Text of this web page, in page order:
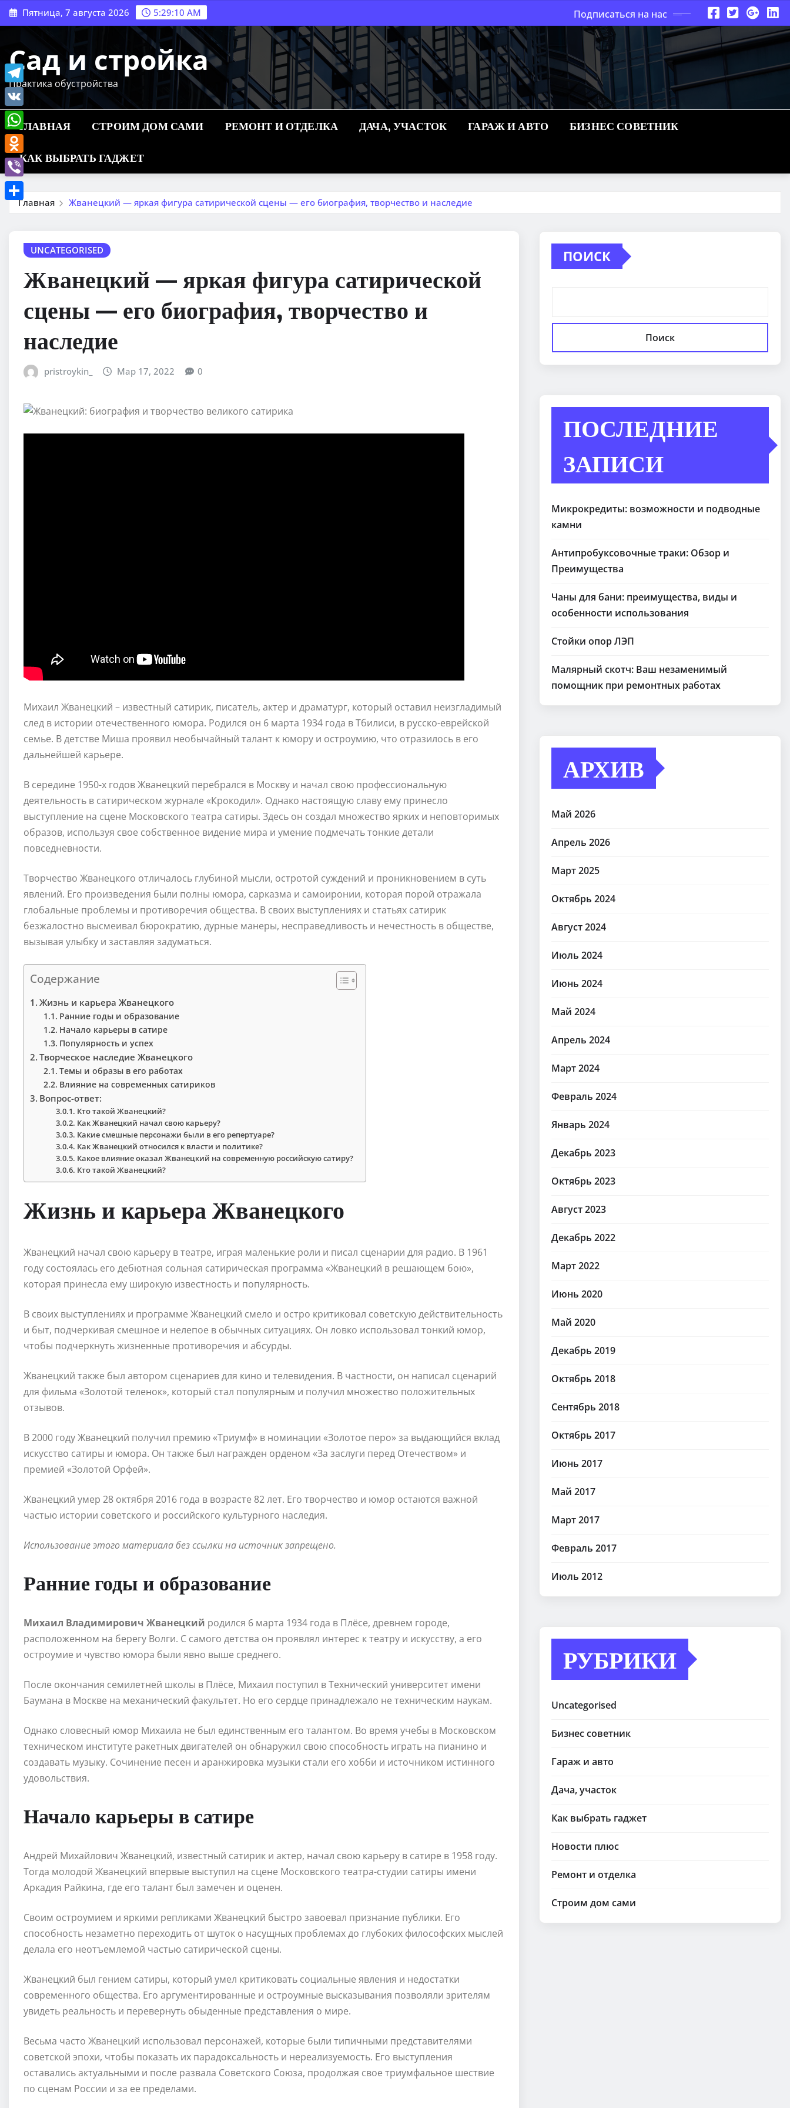
Перейти
к
Пятница, 7 августа 2026 5:29:11 AM Подписаться на нас
Сад и стройка
Практика обустройства
ГЛАВНАЯ СТРОИМ ДОМ САМИ РЕМОНТ И ОТДЕЛКА ДАЧА, УЧАСТОК ГАРАЖ И АВТО БИЗНЕС СОВЕТНИК
КАК ВЫБРАТЬ ГАДЖЕТ
Главная Жванецкий — яркая фигура сатирической сцены — его биография, творчество и наследие
UNCATEGORISED
Жванецкий — яркая фигура сатирической
сцены — его биография, творчество и
наследие
pristroykin_ Мар 17, 2022 0
Михаил Жванецкий – известный сатирик, писатель, актер и драматург, который оставил неизгладимый
след в истории отечественного юмора. Родился он 6 марта 1934 года в Тбилиси, в русско-еврейской
семье. В детстве Миша проявил необычайный талант к юмору и остроумию, что отразилось в его
дальнейшей карьере.
В середине 1950-х годов Жванецкий перебрался в Москву и начал свою профессиональную
деятельность в сатирическом журнале «Крокодил». Однако настоящую славу ему принесло
выступление на сцене Московского театра сатиры. Здесь он создал множество ярких и неповторимых
образов, используя свое собственное видение мира и умение подмечать тонкие детали
повседневности.
Творчество Жванецкого отличалось глубиной мысли, остротой суждений и проникновением в суть
явлений. Его произведения были полны юмора, сарказма и самоиронии, которая порой отражала
глобальные проблемы и противоречия общества. В своих выступлениях и статьях сатирик
безжалостно высмеивал бюрократию, дурные манеры, несправедливость и нечестность в обществе,
вызывая улыбку и заставляя задуматься.
Содержание
Жизнь и карьера Жванецкого
Ранние годы и образование
Начало карьеры в сатире
Популярность и успех
Творческое наследие Жванецкого
Темы и образы в его работах
Влияние на современных сатириков
Вопрос-ответ:
Кто такой Жванецкий?
Как Жванецкий начал свою карьеру?
Какие смешные персонажи были в его репертуаре?
Как Жванецкий относился к власти и политике?
Какое влияние оказал Жванецкий на современную российскую сатиру?
Кто такой Жванецкий?
Жизнь и карьера Жванецкого
Жванецкий начал свою карьеру в театре, играя маленькие роли и писал сценарии для радио. В 1961
году состоялась его дебютная сольная сатирическая программа «Жванецкий в решающем бою»,
которая принесла ему широкую известность и популярность.
В своих выступлениях и программе Жванецкий смело и остро критиковал советскую действительность
и быт, подчеркивая смешное и нелепое в обычных ситуациях. Он ловко использовал тонкий юмор,
чтобы подчеркнуть жизненные противоречия и абсурды.
Жванецкий также был автором сценариев для кино и телевидения. В частности, он написал сценарий
для фильма «Золотой теленок», который стал популярным и получил множество положительных
отзывов.
В 2000 году Жванецкий получил премию «Триумф» в номинации «Золотое перо» за выдающийся вклад
искусство сатиры и юмора. Он также был награжден орденом «За заслуги перед Отечеством» и
премией «Золотой Орфей».
Жванецкий умер 28 октября 2016 года в возрасте 82 лет. Его творчество и юмор остаются важной
частью истории советского и российского культурного наследия.
Использование этого материала без ссылки на источник запрещено.
Ранние годы и образование
Михаил Владимирович Жванецкий родился 6 марта 1934 года в Плёсе, древнем городе,
расположенном на берегу Волги. С самого детства он проявлял интерес к театру и искусству, а его
остроумие и чувство юмора были явно выше среднего.
После окончания семилетней школы в Плёсе, Михаил поступил в Технический университет имени
Баумана в Москве на механический факультет. Но его сердце принадлежало не техническим наукам.
Однако словесный юмор Михаила не был единственным его талантом. Во время учебы в Московском
техническом институте ракетных двигателей он обнаружил свою способность играть на пианино и
создавать музыку. Сочинение песен и аранжировка музыки стали его хобби и источником истинного
удовольствия.
Начало карьеры в сатире
Андрей Михайлович Жванецкий, известный сатирик и актер, начал свою карьеру в сатире в 1958 году.
Тогда молодой Жванецкий впервые выступил на сцене Московского театра-студии сатиры имени
Аркадия Райкина, где его талант был замечен и оценен.
Своим остроумием и яркими репликами Жванецкий быстро завоевал признание публики. Его
способность незаметно переходить от шуток о насущных проблемах до глубоких философских мыслей
делала его неотъемлемой частью сатирической сцены.
Жванецкий был гением сатиры, который умел критиковать социальные явления и недостатки
современного общества. Его аргументированные и остроумные высказывания позволяли зрителям
увидеть реальность и перевернуть обыденные представления о мире.
Весьма часто Жванецкий использовал персонажей, которые были типичными представителями
советской эпохи, чтобы показать их парадоксальность и нереализуемость. Его выступления
оставались актуальными и после развала Советского Союза, продолжая свое триумфальное шествие
по сценам России и за ее пределами.
ПОИСК
Поиск
ПОСЛЕДНИЕ
ЗАПИСИ
Микрокредиты: возможности и подводные
камни
Антипробуксовочные траки: Обзор и
Преимущества
Чаны для бани: преимущества, виды и
особенности использования
Стойки опор ЛЭП
Малярный скотч: Ваш незаменимый
помощник при ремонтных работах
АРХИВ
Май 2026
Апрель 2026
Март 2025
Октябрь 2024
Август 2024
Июль 2024
Июнь 2024
Май 2024
Апрель 2024
Март 2024
Февраль 2024
Январь 2024
Декабрь 2023
Октябрь 2023
Август 2023
Декабрь 2022
Март 2022
Июнь 2020
Май 2020
Декабрь 2019
Октябрь 2018
Сентябрь 2018
Октябрь 2017
Июнь 2017
Май 2017
Март 2017
Февраль 2017
Июль 2012
РУБРИКИ
Uncategorised
Бизнес советник
Гараж и авто
Дача, участок
Как выбрать гаджет
Новости плюс
Ремонт и отделка
Строим дом сами
Telegram
VK
WhatsApp
Odnoklassniki
Viber
Отправить